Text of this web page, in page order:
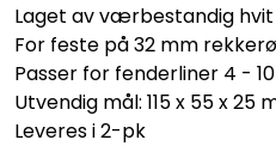
Laget av værbestandig
For feste på 32 mm
Passer for fenderliner 4 -
Utvendig mål: 115 x 55 x 25
Leveres i 2-pk